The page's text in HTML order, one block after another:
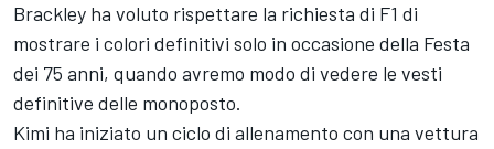
Brackley ha voluto rispettare la richiesta di F1 di
mostrare i colori definitivi solo in occasione della Festa
dei 75 anni, quando avremo modo di vedere le vesti
definitive delle monoposto.
Kimi ha iniziato un ciclo di allenamento con una vettura